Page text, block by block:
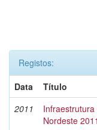
Registos:
Data
Título
2011
Nordeste 2011